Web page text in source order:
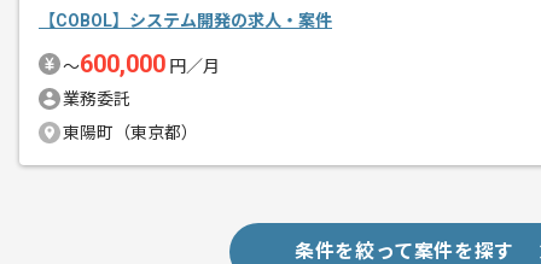
【COBOL】システム開発の求人・案件
〜600,000 円／月
業務委託
東陽町（東京都）
条件を絞って案件を探す